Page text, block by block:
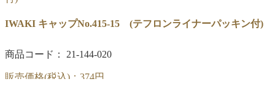
IWAKI キャップNo.415-15 (テフロンライナーパッキン付)
商品コード： 21-144-020
販売価格(税込)： 374円